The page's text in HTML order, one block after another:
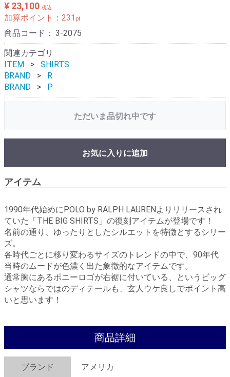
¥ 23,100 税込
加算ポイント： 231 pt
商品コード： 3-2075
関連カテゴリ
ITEM
SHIRTS
BRAND
R
BRAND
P
ただいま品切れ中です
お気に入りに追加
アイテム
1990年代始めにPOLO by RALPH LAURENよりリリースされ
ていた「THE BIG SHIRTS」の復刻アイテムが登場です！
名前の通り、ゆったりとしたシルエットを特徴とするシリー
ズ。
各時代ごとに移り変わるサイズのトレンドの中で、90年代
当時のムードが色濃く出た象徴的なアイテムです。
通常胸にあるポニーロゴが右裾に付いている、というビッグ
シャツならではのディテールも、玄人ウケ良しでポイント高
いと思います！
商品詳細
ブランド アメリカ